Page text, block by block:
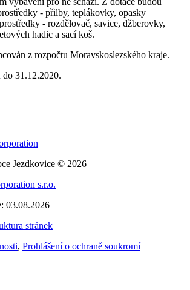
- přilby, teplákovky, opasky
- rozdělovač, savice, džberovky,
hadic a sací koš.
z rozpočtu Moravskoslezského kraje.
do 31.12.2020.
Jezdkovice © 2026
s.r.o.
03.08.2026
stránek
, Prohlášení o ochraně soukromí